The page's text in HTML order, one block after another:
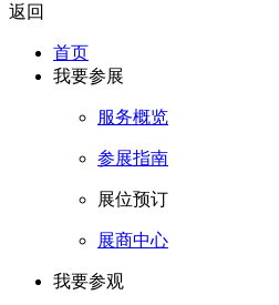
返回
首页
我要参展
服务概览
参展指南
展位预订
展商中心
我要参观